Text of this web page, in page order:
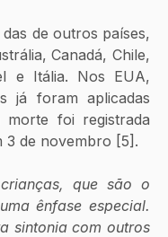
Canadá, Chile,
e Itália. Nos EUA,
já foram aplicadas
morte foi registrada
3 de novembro [5].
que são o
ênfase especial.
sintonia com outros